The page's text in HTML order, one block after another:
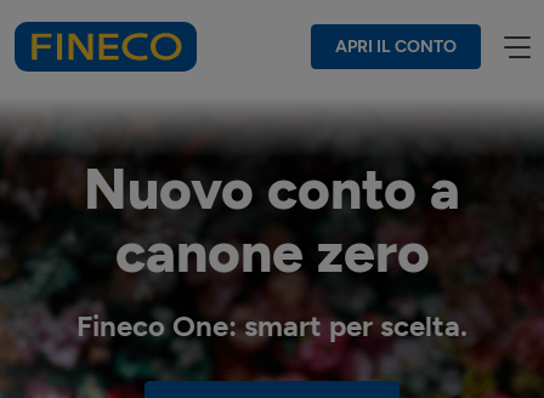
APRI IL CONTO
Nuovo conto a
canone zero
Fineco One: smart per scelta.